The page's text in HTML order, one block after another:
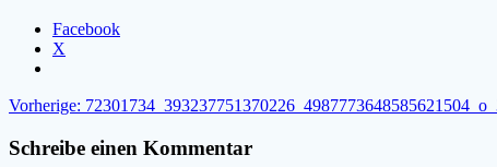
Facebook
X
Beitragsnavigation
Vorherige: Vorheriger
Schreibe einen Kommentar